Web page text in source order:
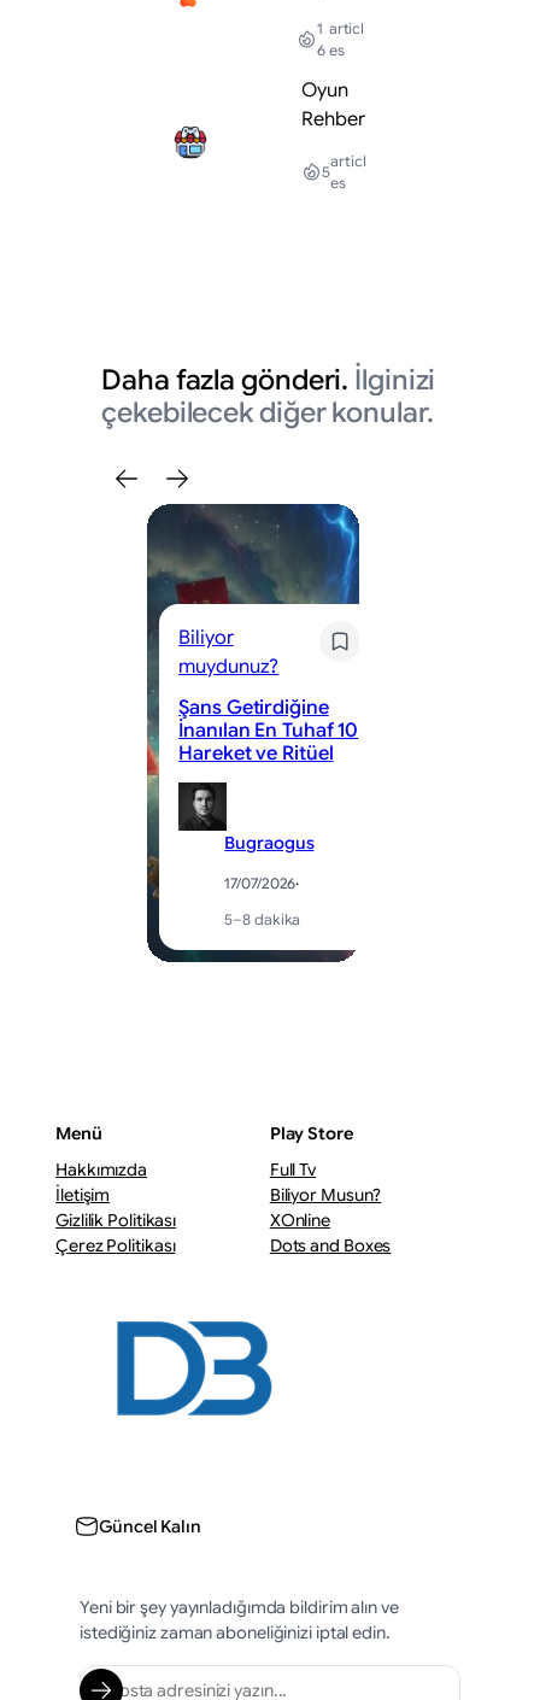
1
6
articl
es
Oyun
Rehber
5
articl
es
Daha fazla gönderi. İlginizi
çekebilecek diğer konular.
Biliyor
muydunuz?
Şans Getirdiğine
İnanılan En Tuhaf 10
Hareket ve Ritüel
Bugraogus
17/07/2026·
5–8 dakika
Menü
Hakkımızda
İletişim
Gizlilik Politikası
Çerez Politikası
Play Store
Full Tv
Biliyor Musun?
XOnline
Dots and Boxes
Güncel Kalın
Yeni bir şey yayınladığımda bildirim alın ve
istediğiniz zaman aboneliğinizi iptal edin.